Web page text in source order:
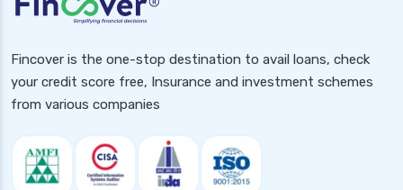
Fincover is the one-stop destination to avail loans, check
your credit score free, Insurance and investment schemes
from various companies